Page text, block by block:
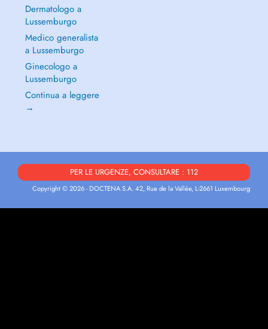
Dermatologo a
Lussemburgo
Medico generalista
a Lussemburgo
Ginecologo a
Lussemburgo
Continua a leggere
→
PER LE URGENZE, CONSULTARE : 112
Copyright © 2026 - DOCTENA S.A. 42, Rue de la Vallée, L-2661 Luxembourg